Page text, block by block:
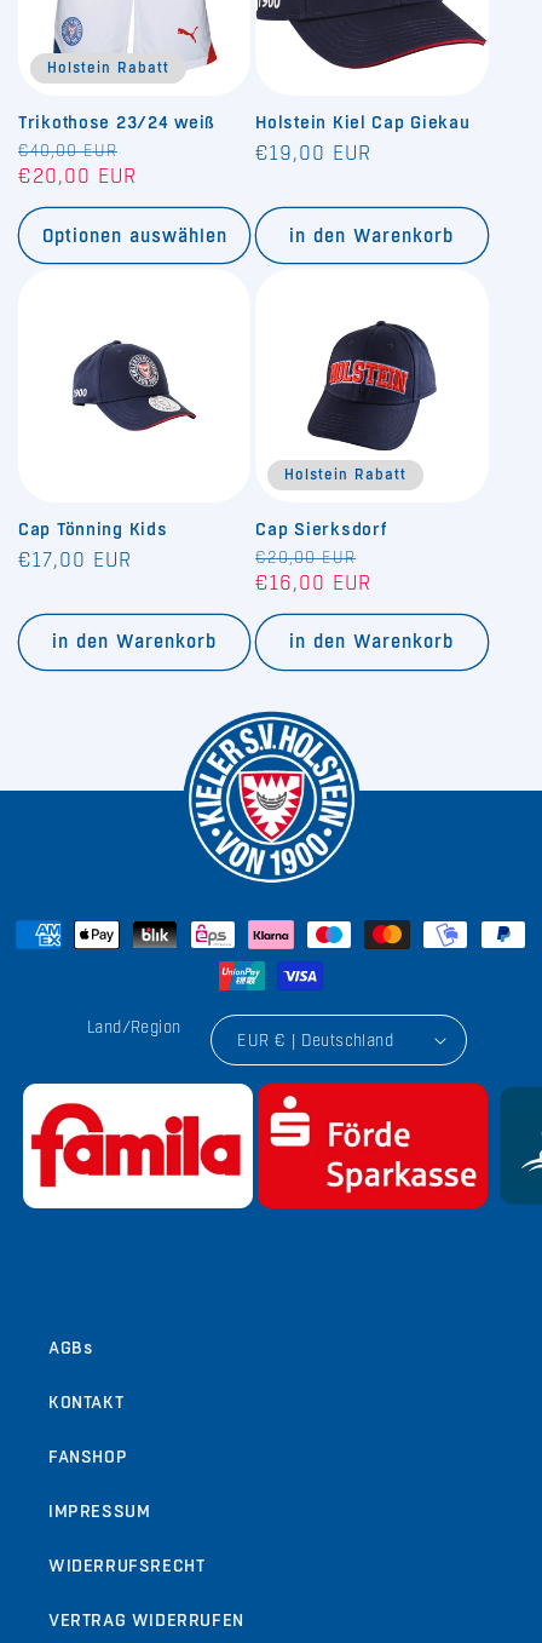
Holstein Rabatt
Trikothose 23/24 weiß
Normaler
Preis
€40,00 EUR
Verkaufspreis
€20,00 EUR
Optionen auswählen
Holstein Kiel Cap Giekau
Normaler
€19,00 EUR
in den Warenkorb
Cap Tönning Kids
Normaler
€17,00 EUR
in den Warenkorb
Holstein Rabatt
Cap Sierksdorf
Normaler
Preis
€20,00 EUR
€16,00 EUR
in den Warenkorb
Land/Region
EUR € | Deutschland
AGBs
KONTAKT
FANSHOP
IMPRESSUM
WIDERRUFSRECHT
VERTRAG WIDERRUFEN